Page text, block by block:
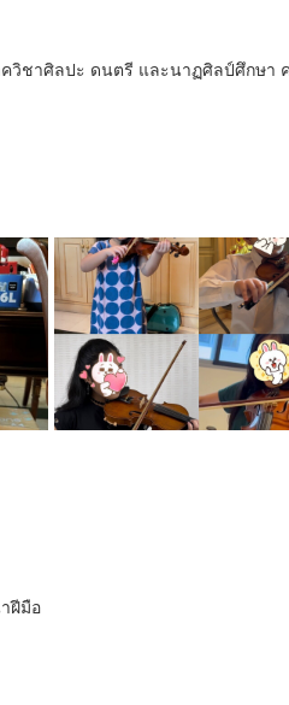
วิชาศิลปะ ดนตรี และนาฏศิลป์ศึกษ
ฝีมือ